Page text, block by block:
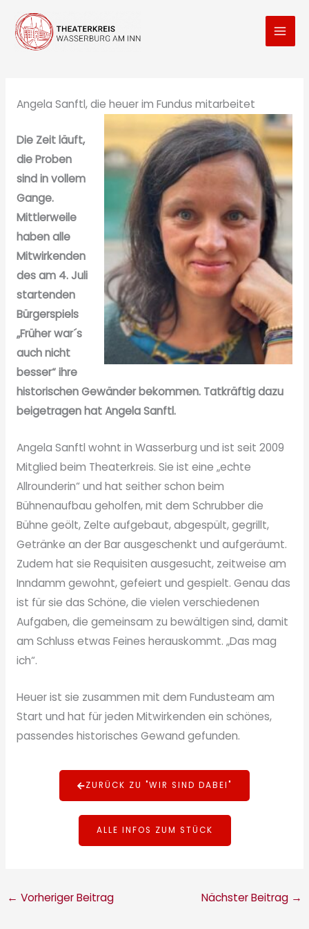
Inhalt
springen
Angela Sanftl, die heuer im Fundus mitarbeitet
Die Zeit läuft,
die Proben
sind in vollem
Gange.
Mittlerweile
haben alle
Mitwirkenden
des am 4. Juli
startenden
Bürgerspiels
„Früher war´s
auch nicht
besser“ ihre
historischen Gewänder bekommen. Tatkräftig dazu
beigetragen hat Angela Sanftl.
Angela Sanftl wohnt in Wasserburg und ist seit 2009
Mitglied beim Theaterkreis. Sie ist eine „echte
Allrounderin“ und hat seither schon beim
Bühnenaufbau geholfen, mit dem Schrubber die
Bühne geölt, Zelte aufgebaut, abgespült, gegrillt,
Getränke an der Bar ausgeschenkt und aufgeräumt.
Zudem hat sie Requisiten ausgesucht, zeitweise am
Inndamm gewohnt, gefeiert und gespielt. Genau das
ist für sie das Schöne, die vielen verschiedenen
Aufgaben, die gemeinsam zu bewältigen sind, damit
am Schluss etwas Feines herauskommt. „Das mag
ich“.
Heuer ist sie zusammen mit dem Fundusteam am
Start und hat für jeden Mitwirkenden ein schönes,
passendes historisches Gewand gefunden.
ZURÜCK ZU "WIR SIND DABEI"
ALLE INFOS ZUM STÜCK
← Vorheriger Beitrag Nächster Beitrag →